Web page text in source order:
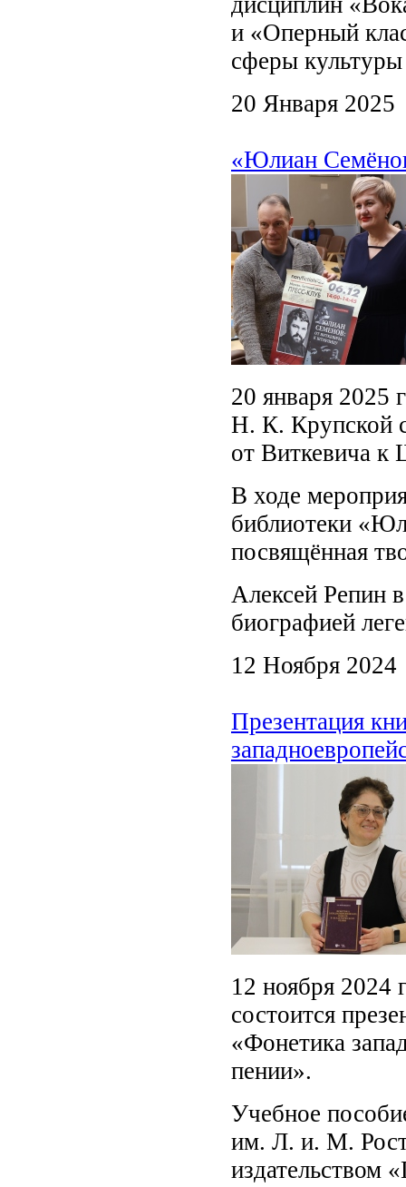
и «Оперный
сферы культуры
20 Января 2025
«Юлиан
20 января 2025
Н. К. Крупской
от Виткевича к
В ходе
библиотеки
посвящённая
Алексей Репин
биографией
12 Ноября 2024
Презентация
12 ноября 2024
состоится
«Фонетика
пении».
Учебное
им. Л. и. М.
издательством